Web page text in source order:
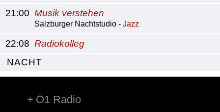
21:00 Musik verstehen
Salzburger Nachtstudio - Jazz
22:08 Radiokolleg
NACHT
Ö1 Radio